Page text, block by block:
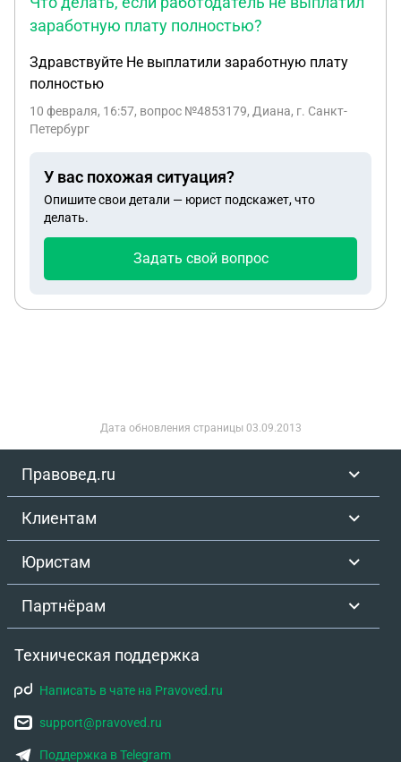
заработную плату полностью?
Здравствуйте Не выплатили заработную плату
полностью
10 февраля, 16:57, вопрос №4853179, Диана, г. Санкт-
Петербург
У вас похожая ситуация?
Опишите свои детали — юрист подскажет, что
делать.
Задать свой вопрос
Дата обновления страницы 03.09.2013
Правовед.ru
Клиентам
Юристам
Партнёрам
Техническая поддержка
Написать в чате на Pravoved.ru
support@pravoved.ru
Поддержка в Telegram